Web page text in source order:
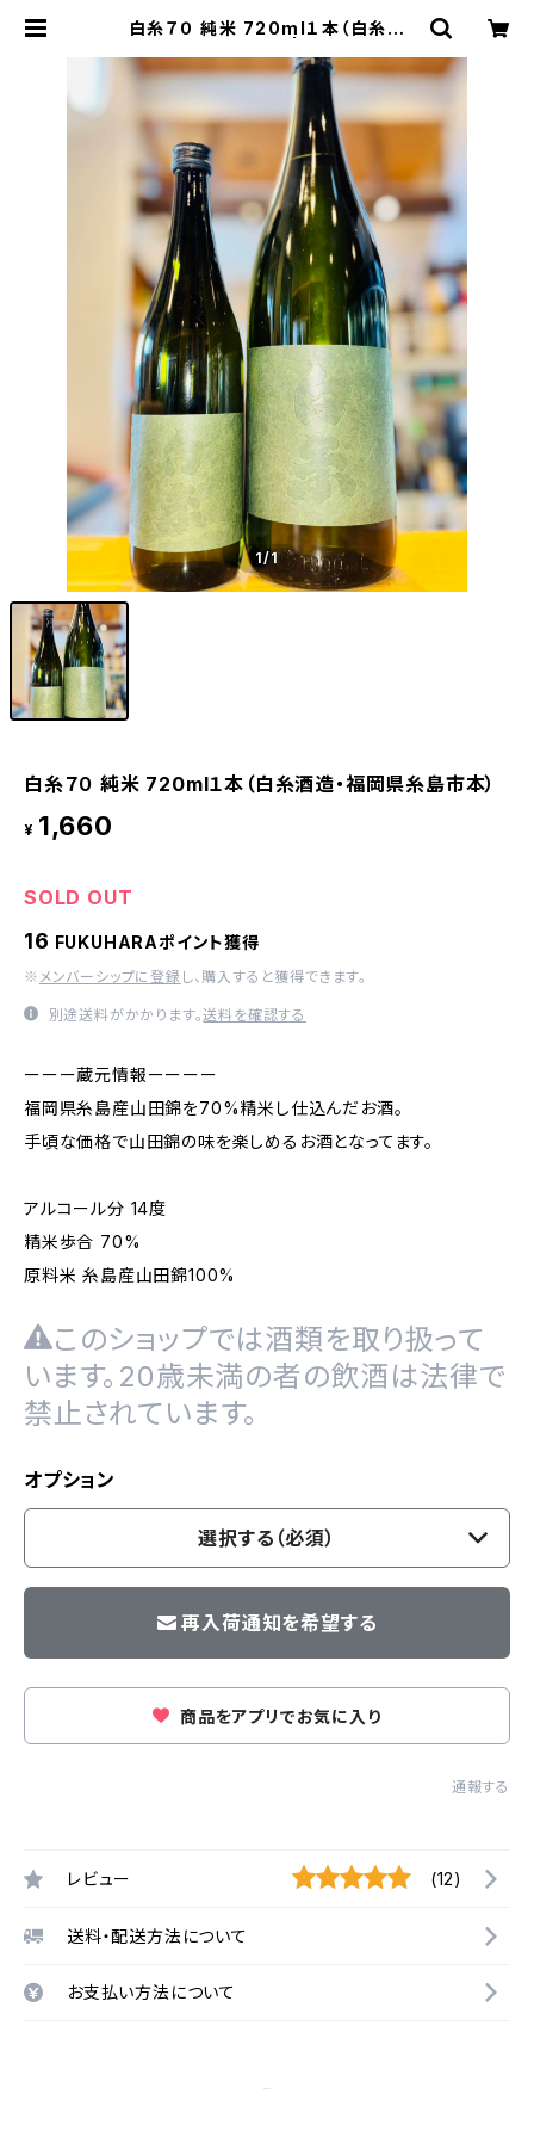
白糸７０ 純米 720ml１本（白糸酒
福原酒店｜創業1928年・広島の日本
酒・限定酒を全国通販
1/1
白糸７０ 純米 720ml１本（白糸酒造・福岡県糸島市本）
¥ 1,660
SOLD OUT
16 FUKUHARAポイント獲得
※ メンバーシップに登録 し、購入すると獲得できます。
別途送料がかかります。送料を確認する
ーーー蔵元情報ーーーー
福岡県糸島産山田錦を70%精米し仕込んだお酒。
手頃な価格で山田錦の味を楽しめるお酒となってます。
アルコール分 14度
精米歩合 70%
原料米 糸島産山田錦100%
このショップでは酒類を取り扱って
います。20歳未満の者の飲酒は法律で
禁止されています。
オプション
選択する（必須）
再入荷通知を希望する
商品をアプリでお気に入り
通報する
レビュー (12)
送料・配送方法について
お支払い方法について